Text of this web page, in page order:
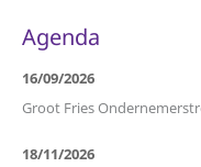
Agenda
16/09/2026
Groot Fries
18/11/2026